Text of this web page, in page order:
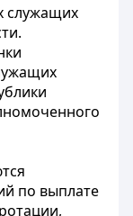
служащих
по выплате